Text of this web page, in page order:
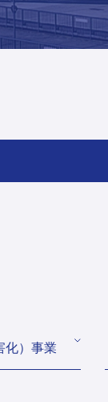
化）事業